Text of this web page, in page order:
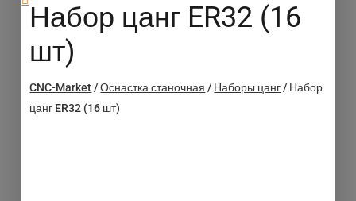
Набор цанг ER32 (16
шт)
CNC-Market/Оснастка станочная / Наборы цанг/ Набор
цанг ER32 (16 шт)